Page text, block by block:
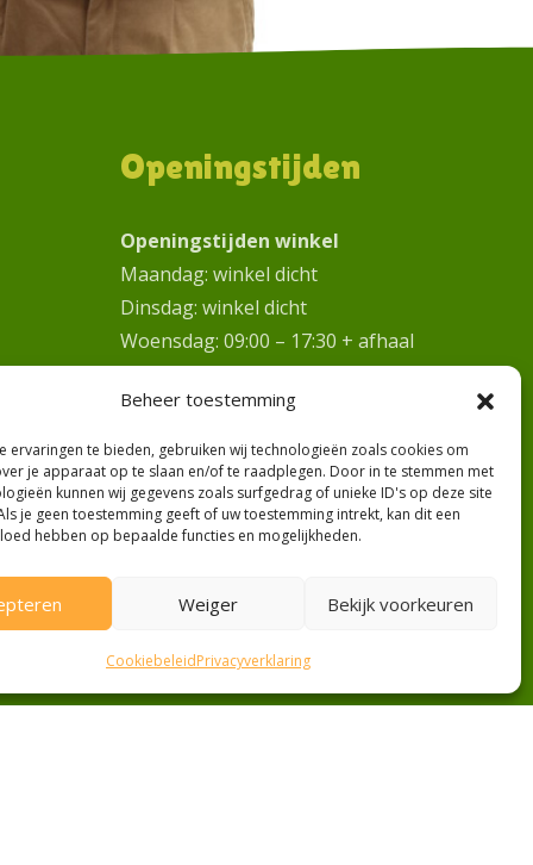
Beheer toestemming
ervaringen te bieden, gebruiken wij technologieën zoals cookies om
je apparaat op te slaan en/of te raadplegen. Door in te stemmen met
kunnen wij gegevens zoals surfgedrag of unieke ID's op deze site
je geen toestemming geeft of uw toestemming intrekt, kan dit een
hebben op bepaalde functies en mogelijkheden.
Weiger Bekijk voorkeuren
CookiebeleidPrivacyverklaring
Openingstijden
Openingstijden winkel
Maandag: winkel dicht
Dinsdag: winkel dicht
Woensdag: 09:00 – 17:30 + afhaal
Donderdag: 09:00 – 17:30 + afhaal
Vrijdag: 09:00 – 17:30 + afhaal
Zaterdag: 09:00 – 17:00 + afhaal
Bezorgdagen
Gratis bezorging (vanaf €15,-) op